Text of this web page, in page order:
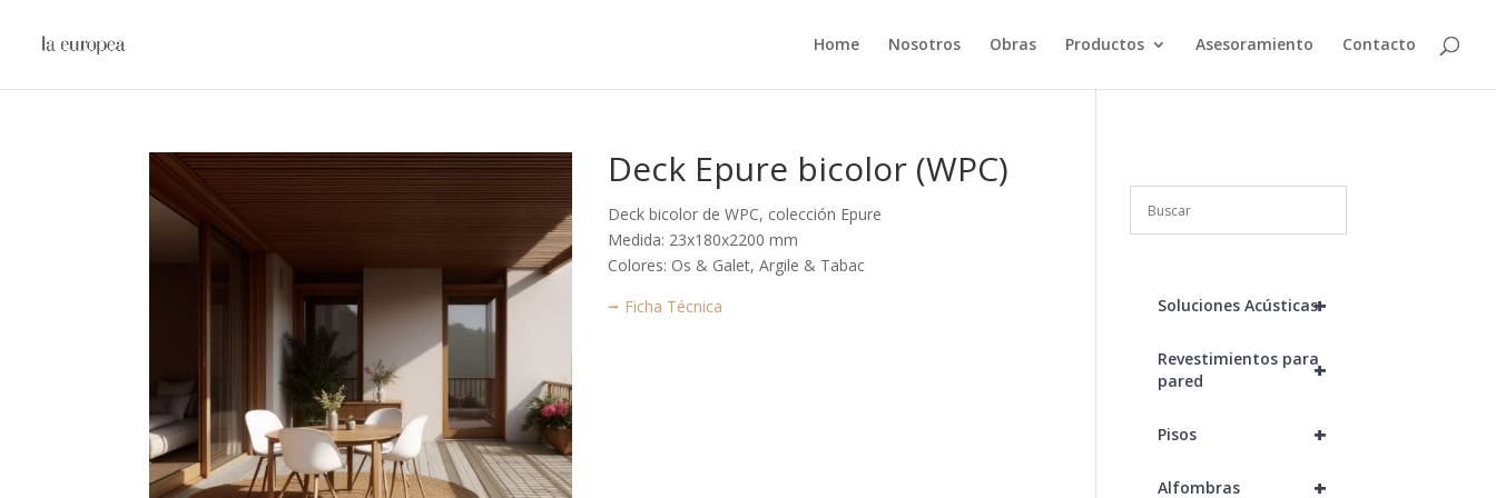
Home Nosotros Obras Productos Asesoramiento Contacto
Deck Epure bicolor (WPC)
Deck bicolor de WPC, colección Epure
Medida: 23x180x2200 mm
Colores: Os & Galet, Argile & Tabac
⭢ Ficha Técnica
+
Soluciones Acústicas
+
Revestimientos para
pared
+
Pisos
+
Alfombras